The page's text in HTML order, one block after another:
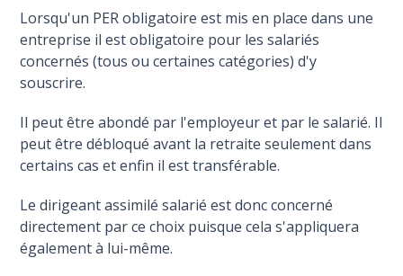
Lorsqu'un PER obligatoire est mis en place dans une
entreprise il est obligatoire pour les salariés
concernés (tous ou certaines catégories) d'y
souscrire.
Il peut être abondé par l'employeur et par le salarié. Il
peut être débloqué avant la retraite seulement dans
certains cas et enfin il est transférable.
Le dirigeant assimilé salarié est donc concerné
directement par ce choix puisque cela s'appliquera
également à lui-même.